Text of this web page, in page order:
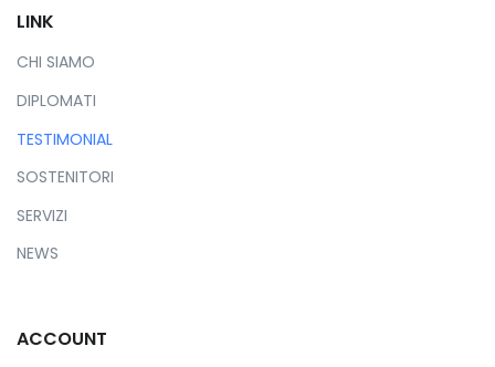
LINK
CHI SIAMO
DIPLOMATI
TESTIMONIAL
SOSTENITORI
SERVIZI
NEWS
ACCOUNT